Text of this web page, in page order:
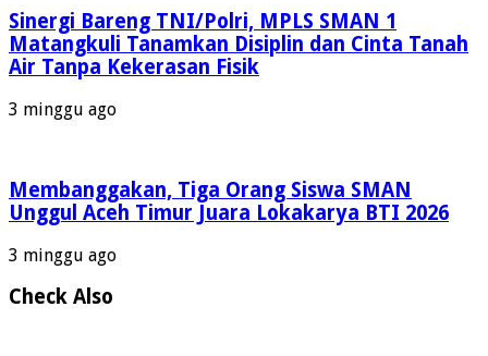
Sinergi Bareng TNI/Polri, MPLS SMAN 1
Matangkuli Tanamkan Disiplin dan Cinta Tanah
Air Tanpa Kekerasan Fisik
3 minggu ago
Membanggakan, Tiga Orang Siswa SMAN
Unggul Aceh Timur Juara Lokakarya BTI 2026
3 minggu ago
Check Also